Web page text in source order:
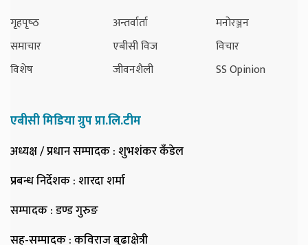
गृहपृष्‍ठ
समाचार
विशेष
अन्तर्वार्ता
एबीसी विज
जीवनशैली
मनोरञ्जन
विचार
SS Opinion
एबीसी मिडिया ग्रुप प्रा.लि.टीम
अध्यक्ष / प्रधान सम्पादक: शुभशंकर कँडेल
प्रबन्ध निर्देशक: शारदा शर्मा
सम्पादक: डण्ड गुरुङ
सह-सम्पादक: कविराज बुढाक्षेत्री